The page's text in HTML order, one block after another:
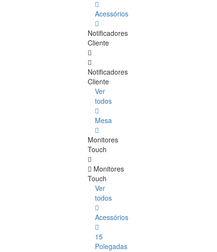
Acessórios
Notificadores
Cliente
Notificadores
Cliente
Ver
todos
Mesa
Monitores
Touch
Monitores
Touch
Ver
todos
Acessórios
15
Polegadas